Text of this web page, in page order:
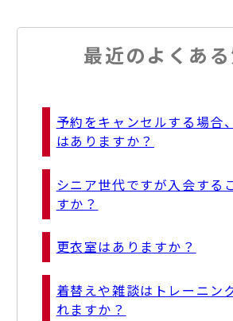
最近のよくあ
予約をキャンセルする場合
はありますか？
シニア世代ですが入会する
すか？
更衣室はありますか？
着替えや雑談はトレーニン
れますか？